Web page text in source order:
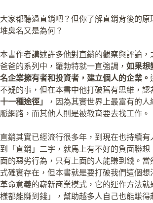
大家都聽過直銷吧？但你了解直銷背後的
堆臭名又是為何？
本書作者講述許多他對直銷的觀察與評論，
爸爸的系列中，羅勃特就一直強調， 如果想
名企業擁有者和投資者，建立個人的企業。
不疑的事，但在本書中他打破舊有思維，認
十一種途徑」
，因為其實世界上最富有的
脈網路，而其他人則是被教育要去找工作。
直銷其實已經流行很多年，到現在也持續
到「直銷」二字，就馬上有不好的負面聯想
面的惡劣行為，只有上面的人能賺到錢。當
式確實存在，但本書就是要打破我們這個想
革命意義的嶄新商業模式，它的運作方法就
樣都能賺到錢」，幫助越多人自己也能賺得